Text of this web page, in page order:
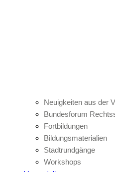
Neuigkeiten aus der
Bundesforum
Fortbildungen
Bildungsmaterialien
Stadtrundgänge
Workshops